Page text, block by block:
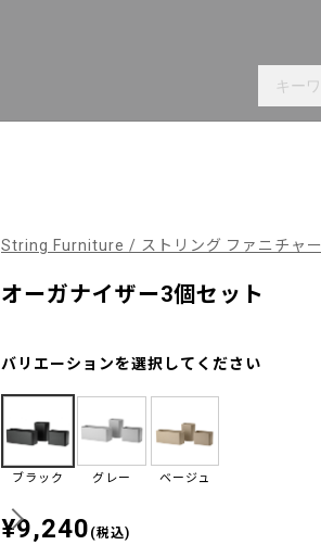
String Furniture / ストリング ファニチャー
オーガナイザー3個セット
バリエーションを選択してください
ブラック グレー ベージュ
¥9,240 (税込)